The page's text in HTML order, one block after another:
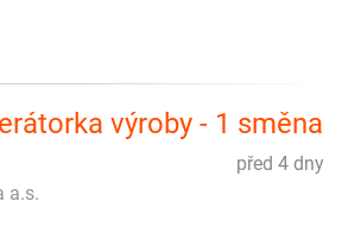
výroby - 1 směna
před 4 dny
a.s.